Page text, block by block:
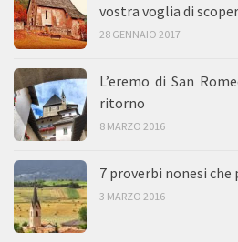
vostra voglia di
28 GENNAIO 2017
L’eremo di San
ritorno
8 MARZO 2016
7 proverbi nonesi
3 MARZO 2016